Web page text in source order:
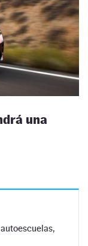
una